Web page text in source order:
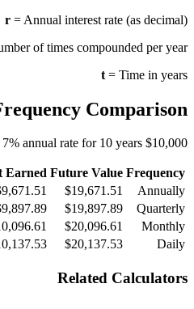
r = Annual interest rate (as decimal)
of times compounded per year
t = Time in years
Comparison
$10,000 at 7% annual rate for 10 years
Frequency
Future Value
Earned
Annually
$19,671.51
Quarterly
$19,897.89
Monthly
$20,096.61
Daily
$20,137.53
Related Calculators